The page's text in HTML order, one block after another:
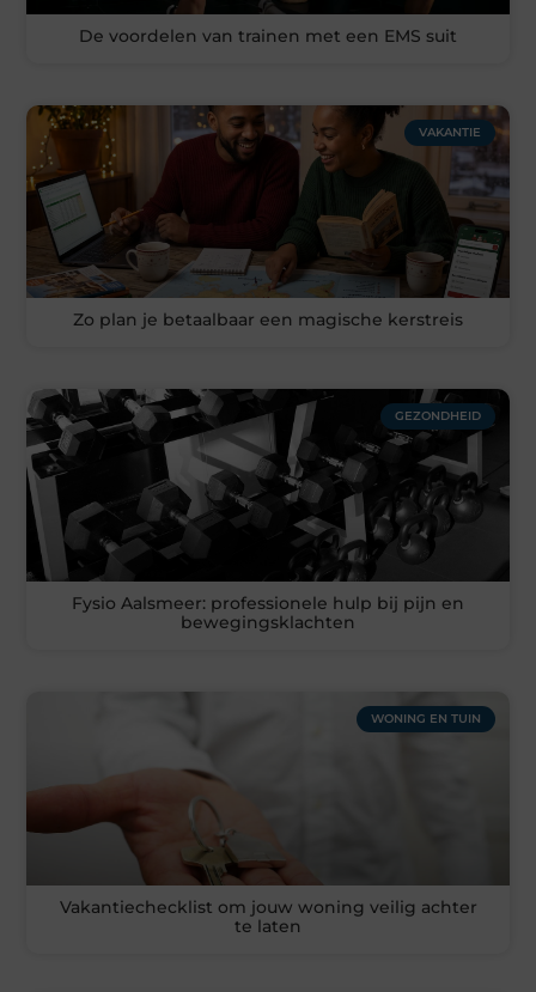
De voordelen van trainen met een EMS suit
VAKANTIE
Zo plan je betaalbaar een magische kerstreis
GEZONDHEID
Fysio Aalsmeer: professionele hulp bij pijn en
bewegingsklachten
WONING EN TUIN
Vakantiechecklist om jouw woning veilig achter
te laten